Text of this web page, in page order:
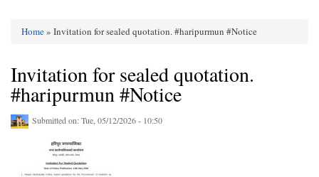
Home» Invitation for sealed quotation. #haripurmun #Notice
Invitation for sealed quotation.
#haripurmun #Notice
Submitted on:Tue, 05/12/2026 - 10:50